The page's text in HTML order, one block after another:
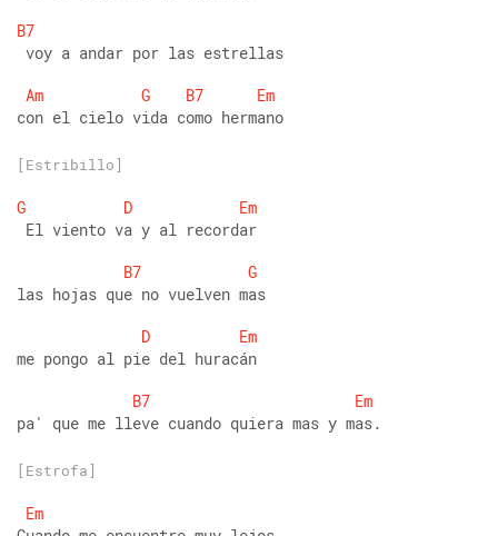
B7
voy a andar por las estrellas
Am
G B7
Em
con el cielo vida como hermano
[Estribillo]
G D
Em
El viento va y al recordar
B7
G
las hojas que no vuelven mas
D
Em
me pongo al pie del huracán
B7
Em
pa' que me lleve cuando quiera mas y mas.
[Estrofa]
Em